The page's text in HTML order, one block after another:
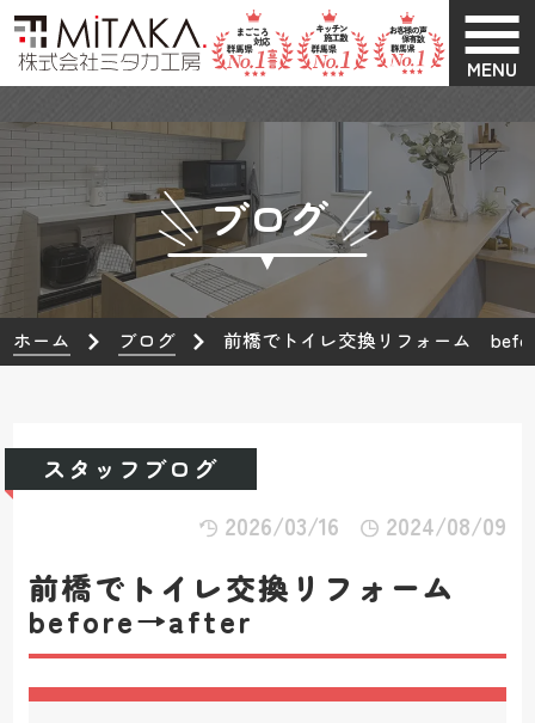
MENU
ブログ
ホーム ブログ 前橋でトイレ交換リフォーム
スタッフブログ
2026/03/16
2024/08/09
前橋でトイレ交換リフォーム
before→after